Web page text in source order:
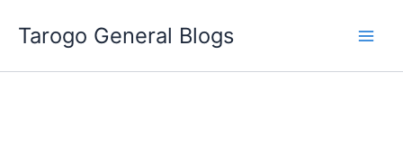
要
Tarogo General Blogs